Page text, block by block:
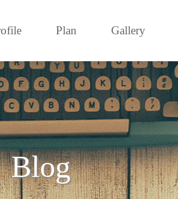
Plan Gallery
Blog